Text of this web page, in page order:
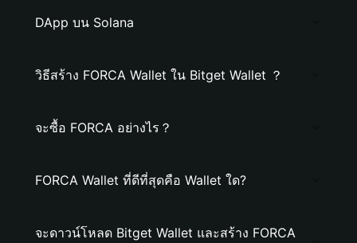
DApp บน Solana
วิธีสร้าง FORCA Wallet ใน Bitget Wallet ？
จะซื้อ FORCA อย่างไร？
FORCA Wallet ที่ดีที่สุดคือ Wallet ใด?
จะดาวน์โหลด Bitget Wallet และสร้าง FORCA